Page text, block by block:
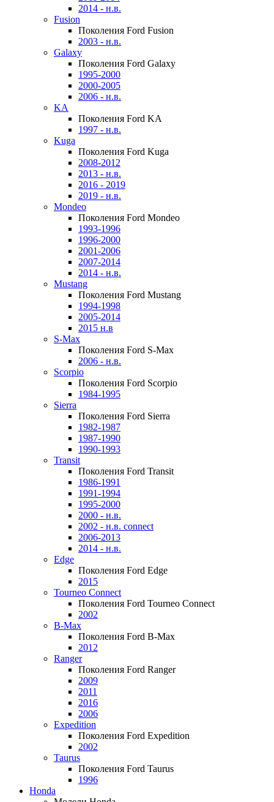
2014 - н.в.
Fusion
Поколения Ford Fusion
2003 - н.в.
Galaxy
Поколения Ford Galaxy
1995-2000
2000-2005
2006 - н.в.
KA
Поколения Ford KA
1997 - н.в.
Kuga
Поколения Ford Kuga
2008-2012
2013 - н.в.
2016 - 2019
2019 - н.в.
Mondeo
Поколения Ford Mondeo
1993-1996
1996-2000
2001-2006
2007-2014
2014 - н.в.
Mustang
Поколения Ford Mustang
1994-1998
2005-2014
2015 н.в
S-Max
Поколения Ford S-Max
2006 - н.в.
Scorpio
Поколения Ford Scorpio
1984-1995
Sierra
Поколения Ford Sierra
1982-1987
1987-1990
1990-1993
Transit
Поколения Ford Transit
1986-1991
1991-1994
1995-2000
2000 - н.в.
2002 - н.в. connect
2006-2013
2014 - н.в.
Edge
Поколения Ford Edge
2015
Tourneo Connect
Поколения Ford Tourneo Connect
2002
B-Max
Поколения Ford B-Max
2012
Ranger
Поколения Ford Ranger
2009
2011
2016
2006
Expedition
Поколения Ford Expedition
2002
Taurus
Поколения Ford Taurus
1996
Honda